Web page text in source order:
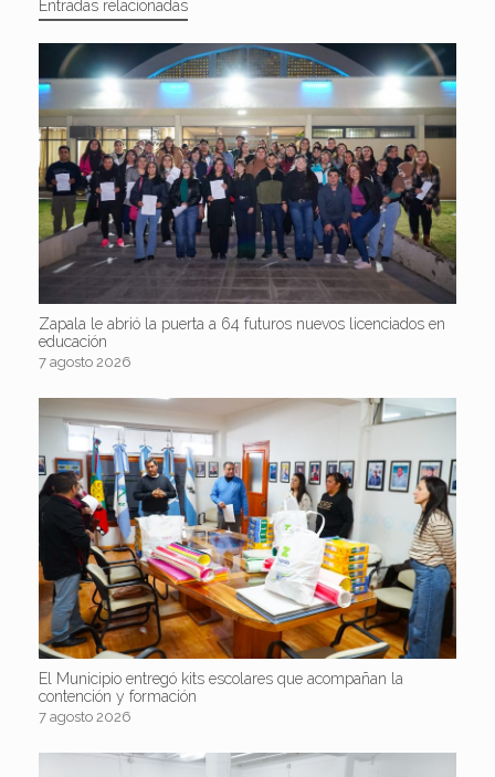
Entradas relacionadas
Zapala le abrió la puerta a 64 futuros nuevos licenciados en
educación
7 agosto 2026
El Municipio entregó kits escolares que acompañan la
contención y formación
7 agosto 2026